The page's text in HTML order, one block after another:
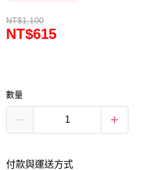
NT$1,100
NT$615
數量
付款與運送方式